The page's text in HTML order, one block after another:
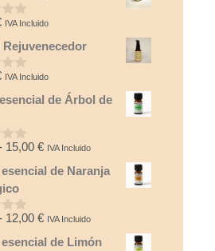
IVA Incluido
Rejuvenecedor
IVA Incluido
de Árbol de
15,00 €Rango
de
8,00 €
IVA Incluido
de Naranja
12,00 €Rango
de
IVA Incluido
de Limón